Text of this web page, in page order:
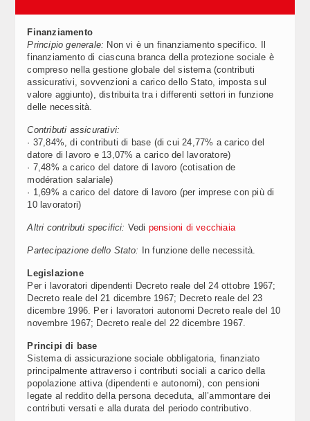
Finanziamento
Principio generale: Non vi è un finanziamento specifico. Il
finanziamento di ciascuna branca della protezione sociale è
compreso nella gestione globale del sistema (contributi
assicurativi, sovvenzioni a carico dello Stato, imposta sul
valore aggiunto), distribuita tra i differenti settori in funzione
delle necessità.
Contributi assicurativi:
· 37,84%, di contributi di base (di cui 24,77% a carico del
datore di lavoro e 13,07% a carico del lavoratore)
· 7,48% a carico del datore di lavoro (cotisation de
modération salariale)
· 1,69% a carico del datore di lavoro (per imprese con più di
10 lavoratori)
Altri contributi specifici: Vedi pensioni di vecchiaia
Partecipazione dello Stato: In funzione delle necessità.
Legislazione
Per i lavoratori dipendenti Decreto reale del 24 ottobre 1967;
Decreto reale del 21 dicembre 1967; Decreto reale del 23
dicembre 1996. Per i lavoratori autonomi Decreto reale del 10
novembre 1967; Decreto reale del 22 dicembre 1967.
Principi di base
Sistema di assicurazione sociale obbligatoria, finanziato
principalmente attraverso i contributi sociali a carico della
popolazione attiva (dipendenti e autonomi), con pensioni
legate al reddito della persona deceduta, all’ammontare dei
contributi versati e alla durata del periodo contributivo.